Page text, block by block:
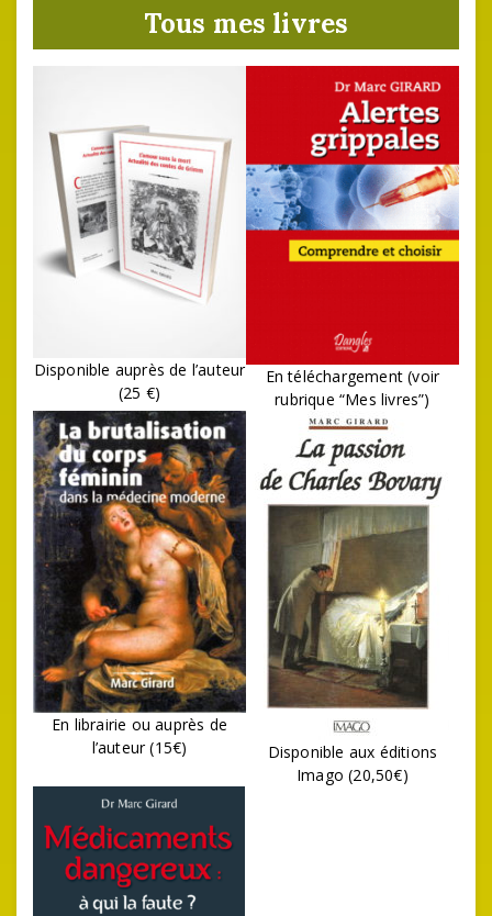
Tous mes livres
Disponible auprès de l’auteur
(25 €)
En téléchargement (voir
rubrique “Mes livres”)
En librairie ou auprès de
l’auteur (15€)
Disponible aux éditions
Imago (20,50€)